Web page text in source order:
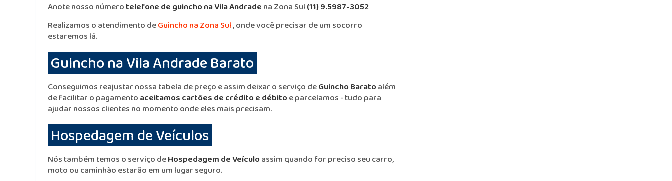
Anote nosso número telefone de guincho na Vila Andrade na Zona Sul (11) 9.5987-3052
Realizamos o atendimento deGuincho na Zona Sul, onde você precisar de um socorro
estaremos lá.
Guincho na Vila Andrade Barato
Conseguimos reajustar nossa tabela de preço e assim deixar o serviço deGuincho Barato além
de facilitar o pagamento aceitamos cartões de crédito e débito e parcelamos - tudo para
ajudar nossos clientes no momento onde eles mais precisam.
Hospedagem de Veículos
Nós também temos o serviço deHospedagem de Veículo assim quando for preciso seu carro,
moto ou caminhão estarão em um lugar seguro.